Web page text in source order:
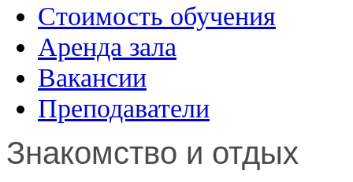
Стоимость обучения
Аренда зала
Вакансии
Преподаватели
Знакомство и отдых